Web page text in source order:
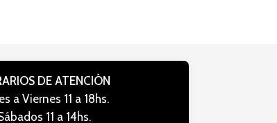
DE ATENCIÓN
a Viernes 11 a 18hs.
11 a 14hs.